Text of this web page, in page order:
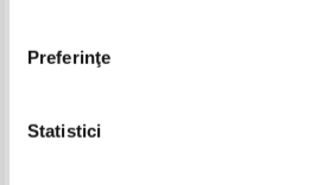
Preferinţe
Statistici